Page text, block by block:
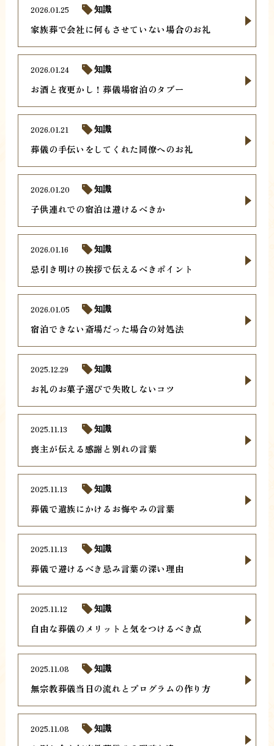
家族葬で会社に何もさせていない場合のお礼
2026.01.25 知識
お酒と夜更かし！葬儀場宿泊のタブー
2026.01.24 知識
葬儀の手伝いをしてくれた同僚へのお礼
2026.01.21 知識
子供連れでの宿泊は避けるべきか
2026.01.20 知識
忌引き明けの挨拶で伝えるべきポイント
2026.01.16 知識
宿泊できない斎場だった場合の対処法
2026.01.05 知識
お礼のお菓子選びで失敗しないコツ
2025.12.29 知識
喪主が伝える感謝と別れの言葉
2025.11.13 知識
葬儀で遺族にかけるお悔やみの言葉
2025.11.13 知識
葬儀で避けるべき忌み言葉の深い理由
2025.11.13 知識
自由な葬儀のメリットと気をつけるべき点
2025.11.12 知識
無宗教葬儀当日の流れとプログラムの作り方
2025.11.08 知識
2025.11.08 知識